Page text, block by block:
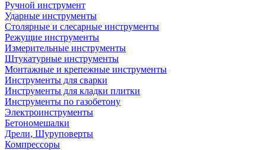
Ручной инструмент
Ударные инструменты
Столярные и слесарные инструменты
Режущие инструменты
Измерительные инструменты
Штукатурные инструменты
Монтажные и крепежные инструменты
Инструменты для сварки
Инструменты для кладки плитки
Инструменты по газобетону
Электроинструменты
Бетономешалки
Дрели, Шуруповерты
Компрессоры